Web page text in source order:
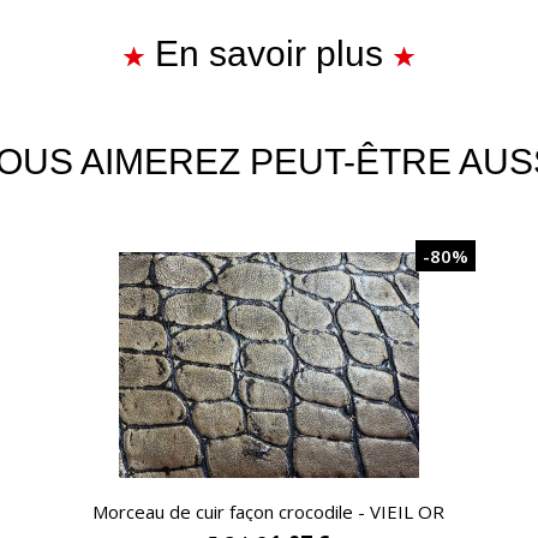
En savoir plus
AIMEREZ PEUT-ÊTRE
APERÇU RAPIDE
-80%
Morceau de cuir façon crocodile - VIEIL OR